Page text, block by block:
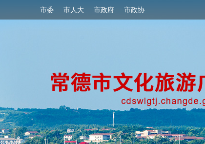
市委 市人大 市政府 市政协